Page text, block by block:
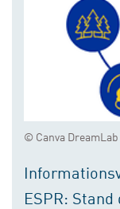
© Canva DreamLab
ESPR: